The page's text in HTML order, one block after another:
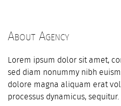
About Agency
Lorem ipsum dolor sit amet,
sed diam nonummy nibh
dolore magna aliquam erat
processus dynamicus, sequitur.